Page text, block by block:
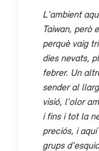
L'ambient
Taiwan, però
perquè vaig
dies nevats,
febrer. Un
sender al
visió, l'olor
i fins i tot la
preciós, i
grups